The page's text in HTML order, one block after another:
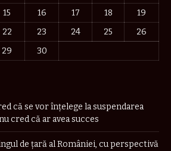
15 16 17 18
19
22 23 24 25
26
29 30
că se vor înţelege la suspendarea
cred că ar avea succes
de țară al României, cu perspectivă